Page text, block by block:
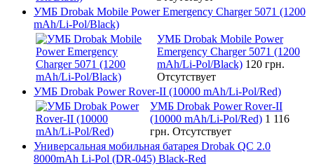
УМБ Drobak Mobile Power Emergency Charger 5071 (1200
mAh/Li-Pol/Black)
УМБ Drobak Mobile Power
Emergency Charger 5071 (1200
mAh/Li-Pol/Black) 120 грн.
Отсутствует
УМБ Drobak Power Rover-II (10000 mAh/Li-Pol/Red)
УМБ Drobak Power Rover-II
(10000 mAh/Li-Pol/Red) 1 116
грн. Отсутствует
Универсальная мобильная батарея Drobak QC 2.0
8000mAh Li-Pol (DR-045) Black-Red